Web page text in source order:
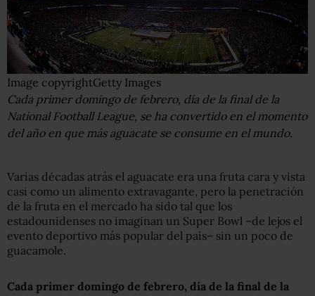
Image copyrightGetty Images
Cada primer domingo de febrero, día de la final de la
National Football League, se ha convertido en el momento
del año en que más aguacate se consume en el mundo.
Varias décadas atrás el aguacate era una fruta cara y vista
casi como un alimento extravagante, pero la penetración
de la fruta en el mercado ha sido tal que los
estadounidenses no imaginan un Super Bowl –de lejos el
evento deportivo más popular del país– sin un poco de
guacamole.
Cada primer domingo de febrero, día de la final de la